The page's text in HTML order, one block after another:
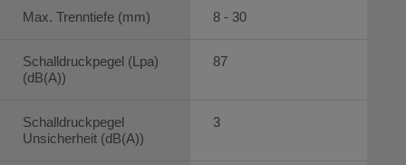
Max. Trenntiefe (mm)
Schalldruckpegel (Lpa)
(dB(A))
Schalldruckpegel
Unsicherheit (dB(A))
8 - 30
87
3